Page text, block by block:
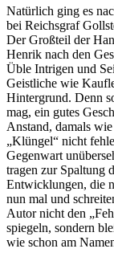
Natürlich ging es
bei Reichsgraf
Der Großteil der
Henrik nach den
Üble Intrigen und
Geistliche wie
Hintergrund. Denn
mag, ein gutes
Anstand, damals
„Klüngel“ nicht
Gegenwart
tragen zur Spaltung
Entwicklungen, die
nun mal und
Autor nicht den
spiegeln, sondern
wie schon am